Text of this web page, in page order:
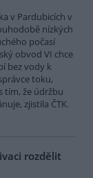
v Pardubicích v
nízkých
počasí
obvod VI chce
bez vody k
toku,
tím, že údržbu
zjistila ČTK.
rozdělit